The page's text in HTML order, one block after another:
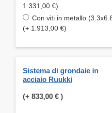
1.331,00 €)
Con viti in metallo
(+ 1.913,00 €)
Sistema di grondaie in
acciaio Ruukki
(+ 833,00 € )